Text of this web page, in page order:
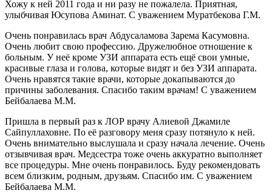
Хожу к ней 2011 года и ни разу не пожалела. Приятная,
улыбчивая Юсупова Аминат. С уважением Муратбекова Г.М.
Очень понравилась врач Абдусаламова Зарема Касумовна.
Очень любит свою профессию. Дружелюбное отношение к
больным. У неё кроме УЗИ аппарата есть ещё свои умные,
красивые глаза и голова, которые видят и без УЗИ аппарата.
Очень нравятся такие врачи, которые докапываются до
причины заболевания. Спасибо таким врачам! С уважением
Бейбалаева М.М.
Пришла в первый раз к ЛОР врачу Алиевой Джамиле
Сайпуллаховне. По её разговору меня сразу потянуло к ней.
Очень внимательно выслушала и сразу начала лечение. Очень
отзывчивая врач. Медсестра тоже очень аккуратно выполняет
все процедуры. Мне очень понравилось. Буду рекомендовать
всем близким, родным, друзьям. Спасибо им. С уважением
Бейбалаева М.М.